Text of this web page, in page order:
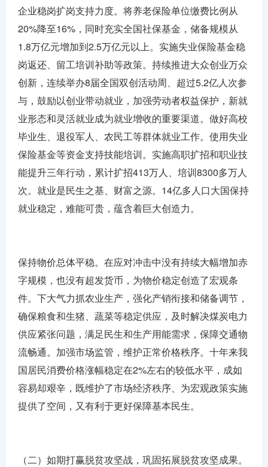
企业稳岗扩岗支持力度。将养老保险单位缴费比例从
20%降至16%，同时充实全国社保基金，储备规模从
1.8万亿元增加到2.5万亿元以上。实施失业保险基金稳
岗返还、留工培训补助等政策。持续推进大众创业万众
创新，连续举办8届全国双创活动周、超过5.2亿人次参
与，鼓励以创业带动就业，加强劳动者权益保护，新就
业形态和灵活就业成为就业增收的重要渠道。做好高校
毕业生、退役军人、农民工等群体就业工作。使用失业
保险基金等资金支持技能培训。实施高职扩招和职业技
能提升三年行动，累计扩招413万人、培训8300多万人
次。就业是民生之基、财富之源。14亿多人口大国保持
就业稳定，难能可贵，蕴含着巨大创造力。
保持物价总体平稳。在应对冲击中没有持续大幅增加赤
字规模，也没有超发货币，为物价稳定创造了宏观条
件。下大气力抓农业生产，强化产销衔接和储备调节，
确保粮食和生猪、蔬菜等稳定供应，及时解决煤炭电力
供应紧张问题，满足民生和生产用能需求，保障交通物
流畅通。加强市场监管，维护正常价格秩序。十年来我
国居民消费价格涨幅稳定在2%左右的较低水平，成如
容易却艰辛，既维护了市场经济秩序、为宏观政策实施
提供了空间，又有利于更好保障基本民生。
（二）如期打赢脱贫攻坚战，巩固拓展脱贫攻坚成果。